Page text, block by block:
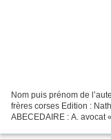
Nom puis prénom de
frères corses Edition :
ABECEDAIRE : A. avocat